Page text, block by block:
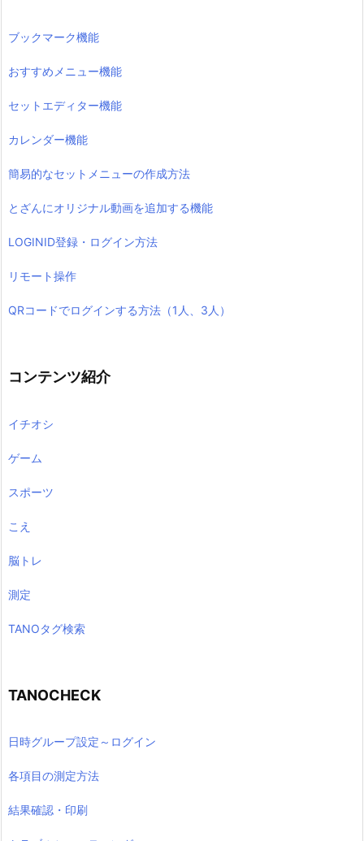
ブックマーク機能
おすすめメニュー機能
セットエディター機能
カレンダー機能
簡易的なセットメニューの作成方法
とざんにオリジナル動画を追加する機能
LOGINID登録・ログイン方法
リモート操作
QRコードでログインする方法（1人、3人）
コンテンツ紹介
イチオシ
ゲーム
スポーツ
こえ
脳トレ
測定
TANOタグ検索
TANOCHECK
日時グループ設定～ログイン
各項目の測定方法
結果確認・印刷